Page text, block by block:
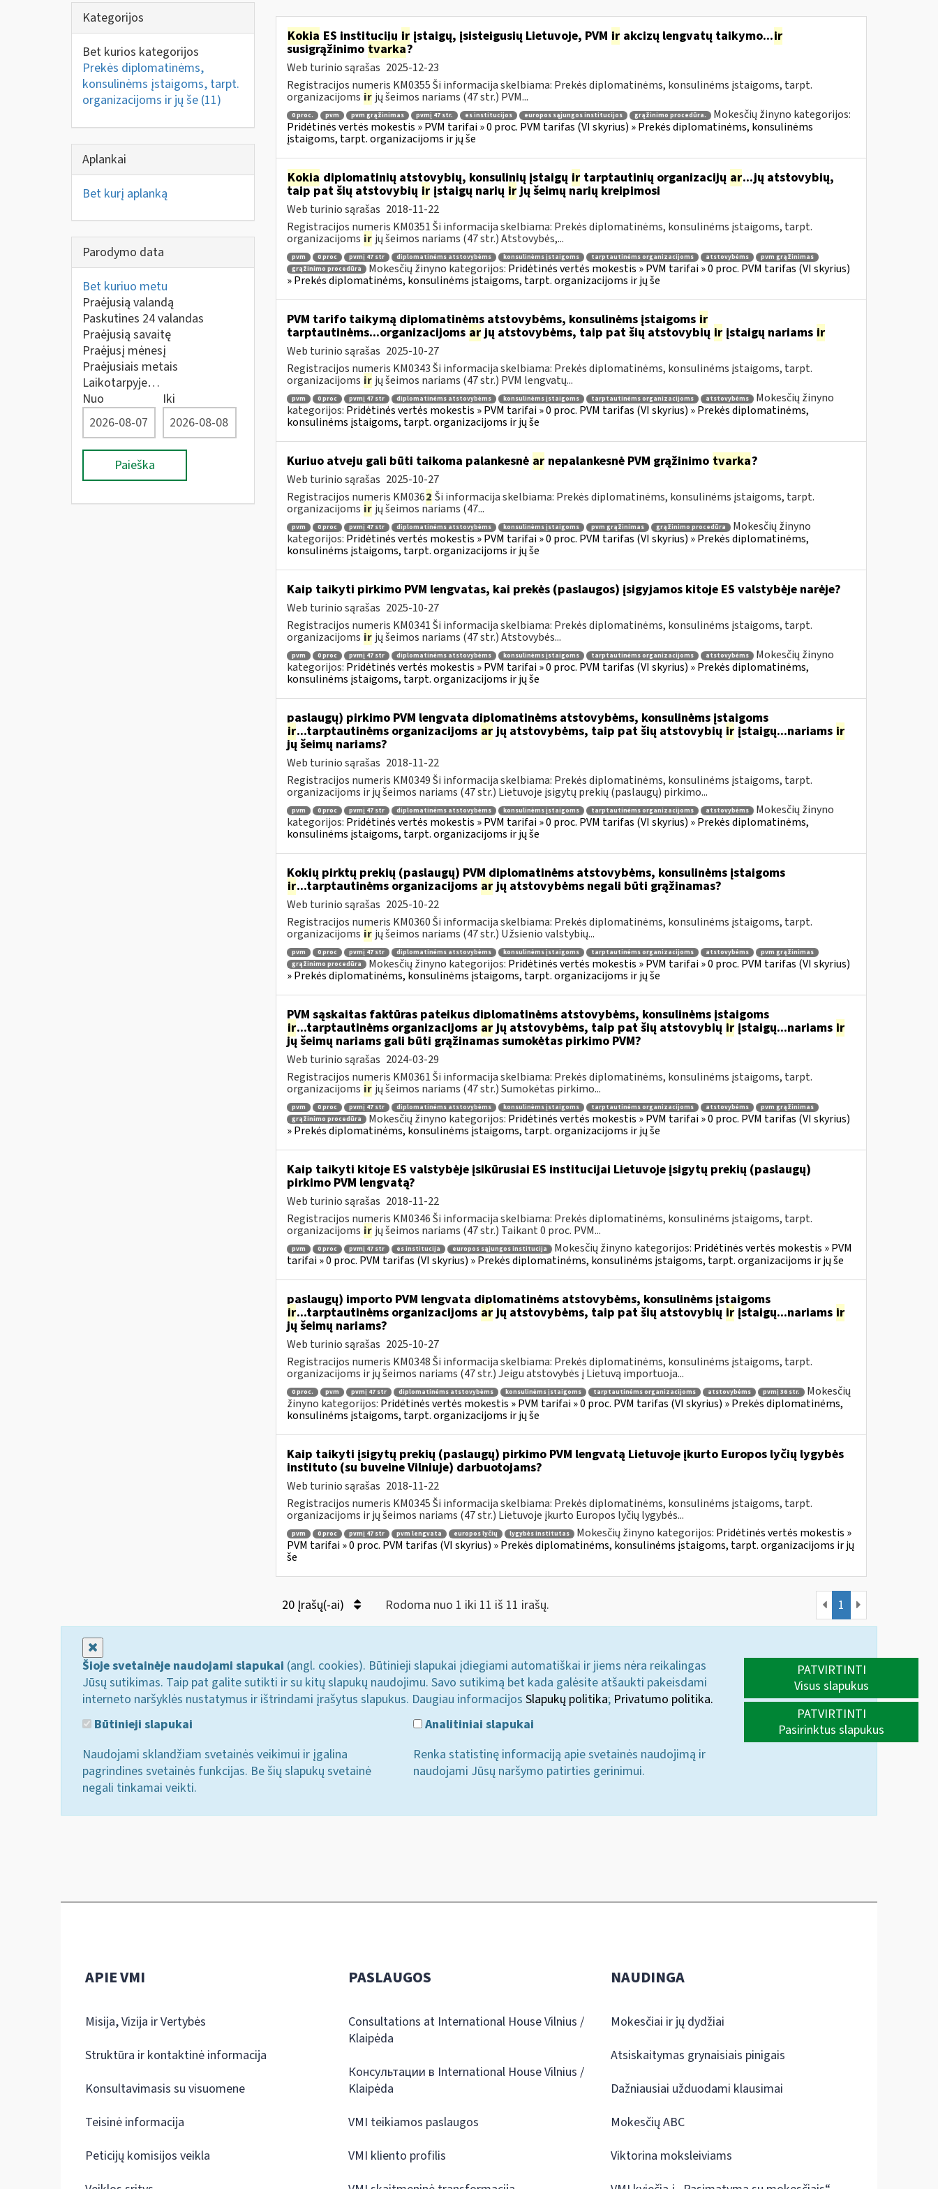
Kategorijos
Bet kurios kategorijos
Prekės diplomatinėms,
konsulinėms įstaigoms, tarpt.
organizacijoms ir jų še (11)
Aplankai
Bet kurį aplanką
Parodymo data
Bet kuriuo metu
Praėjusią valandą
Paskutines 24 valandas
Praėjusią savaitę
Praėjusį mėnesį
Praėjusiais metais
Laikotarpyje…
Nuo
Iki
Paieška
Kokia ES institucijųirįstaigų, įsisteigusių Lietuvoje, PVM irakcizų lengvatų taikymo...ir
susigrąžinimo tvarka?
Web turinio sąrašas 2025-12-23
Registracijos numeris KM0355 Ši informacija skelbiama: Prekės diplomatinėms, konsulinėms įstaigoms, tarpt.
organizacijoms ir jų šeimos nariams (47 str.) PVM...
0 proc. pvm pvm grąžinimas pvmį 47 str. es institucijos europos sąjungos institucijos grąžinimo procedūra.
Mokesčių žinyno kategorijos:
Pridėtinės vertės mokestis » PVM tarifai » 0 proc. PVM tarifas (VI skyrius) » Prekės diplomatinėms, konsulinėms
įstaigoms, tarpt. organizacijoms ir jų še
Kokia diplomatinių atstovybių, konsulinių įstaigų irtarptautinių organizacijų ar...jų atstovybių,
taip pat šių atstovybių irįstaigų narių irjų šeimų narių kreipimosi
Web turinio sąrašas 2018-11-22
Registracijos numeris KM0351 Ši informacija skelbiama: Prekės diplomatinėms, konsulinėms įstaigoms, tarpt.
organizacijoms ir jų šeimos nariams (47 str.) Atstovybės,...
pvm 0 proc pvmį 47 str diplomatinėms atstovybėms konsulinėms įstaigoms tarptautinėms organizacijoms atstovybėms
pvm grąžinimas
grąžinimo procedūra
Mokesčių žinyno kategorijos: Pridėtinės vertės mokestis » PVM tarifai » 0 proc. PVM tarifas (VI skyrius)
» Prekės diplomatinėms, konsulinėms įstaigoms, tarpt. organizacijoms ir jų še
PVM tarifo taikymą diplomatinėms atstovybėms, konsulinėms įstaigoms ir
tarptautinėms...organizacijoms arjų atstovybėms, taip pat šių atstovybių irįstaigų nariams ir
Web turinio sąrašas 2025-10-27
Registracijos numeris KM0343 Ši informacija skelbiama: Prekės diplomatinėms, konsulinėms įstaigoms, tarpt.
organizacijoms ir jų šeimos nariams (47 str.) PVM lengvatų...
pvm 0 proc pvmį 47 str diplomatinėms atstovybėms konsulinėms įstaigoms tarptautinėms organizacijoms atstovybėms
Mokesčių žinyno
kategorijos: Pridėtinės vertės mokestis » PVM tarifai » 0 proc. PVM tarifas (VI skyrius) » Prekės diplomatinėms,
konsulinėms įstaigoms, tarpt. organizacijoms ir jų še
Kuriuo atveju gali būti taikoma palankesnė arnepalankesnė PVM grąžinimo tvarka?
Web turinio sąrašas 2025-10-27
Registracijos numeris KM0362 Ši informacija skelbiama: Prekės diplomatinėms, konsulinėms įstaigoms, tarpt.
organizacijoms ir jų šeimos nariams (47...
pvm 0 proc pvmį 47 str diplomatinėms atstovybėms konsulinėms įstaigoms pvm grąžinimas grąžinimo procedūra
Mokesčių žinyno
kategorijos: Pridėtinės vertės mokestis » PVM tarifai » 0 proc. PVM tarifas (VI skyrius) » Prekės diplomatinėms,
konsulinėms įstaigoms, tarpt. organizacijoms ir jų še
Kaip taikyti pirkimo PVM lengvatas, kai prekės (paslaugos) įsigyjamos kitoje ES valstybėje narėje?
Web turinio sąrašas 2025-10-27
Registracijos numeris KM0341 Ši informacija skelbiama: Prekės diplomatinėms, konsulinėms įstaigoms, tarpt.
organizacijoms ir jų šeimos nariams (47 str.) Atstovybės...
pvm 0 proc pvmį 47 str diplomatinėms atstovybėms konsulinėms įstaigoms tarptautinėms organizacijoms atstovybėms
Mokesčių žinyno
kategorijos: Pridėtinės vertės mokestis » PVM tarifai » 0 proc. PVM tarifas (VI skyrius) » Prekės diplomatinėms,
konsulinėms įstaigoms, tarpt. organizacijoms ir jų še
paslaugų) pirkimo PVM lengvata diplomatinėms atstovybėms, konsulinėms įstaigoms
ir...tarptautinėms organizacijoms arjų atstovybėms, taip pat šių atstovybių irįstaigų...nariams ir
jų šeimų nariams?
Web turinio sąrašas 2018-11-22
Registracijos numeris KM0349 Ši informacija skelbiama: Prekės diplomatinėms, konsulinėms įstaigoms, tarpt.
organizacijoms ir jų šeimos nariams (47 str.) Lietuvoje įsigytų prekių (paslaugų) pirkimo...
pvm 0 proc pvmį 47 str diplomatinėms atstovybėms konsulinėms įstaigoms tarptautinėms organizacijoms atstovybėms
Mokesčių žinyno
kategorijos: Pridėtinės vertės mokestis » PVM tarifai » 0 proc. PVM tarifas (VI skyrius) » Prekės diplomatinėms,
konsulinėms įstaigoms, tarpt. organizacijoms ir jų še
Kokių pirktų prekių (paslaugų) PVM diplomatinėms atstovybėms, konsulinėms įstaigoms
ir...tarptautinėms organizacijoms arjų atstovybėms negali būti grąžinamas?
Web turinio sąrašas 2025-10-22
Registracijos numeris KM0360 Ši informacija skelbiama: Prekės diplomatinėms, konsulinėms įstaigoms, tarpt.
organizacijoms ir jų šeimos nariams (47 str.) Užsienio valstybių...
pvm 0 proc pvmį 47 str diplomatinėms atstovybėms konsulinėms įstaigoms tarptautinėms organizacijoms atstovybėms
pvm grąžinimas
grąžinimo procedūra
Mokesčių žinyno kategorijos: Pridėtinės vertės mokestis » PVM tarifai » 0 proc. PVM tarifas (VI skyrius)
» Prekės diplomatinėms, konsulinėms įstaigoms, tarpt. organizacijoms ir jų še
PVM sąskaitas faktūras pateikus diplomatinėms atstovybėms, konsulinėms įstaigoms
ir...tarptautinėms organizacijoms arjų atstovybėms, taip pat šių atstovybių irįstaigų...nariams ir
jų šeimų nariams gali būti grąžinamas sumokėtas pirkimo PVM?
Web turinio sąrašas 2024-03-29
Registracijos numeris KM0361 Ši informacija skelbiama: Prekės diplomatinėms, konsulinėms įstaigoms, tarpt.
organizacijoms ir jų šeimos nariams (47 str.) Sumokėtas pirkimo...
pvm 0 proc pvmį 47 str diplomatinėms atstovybėms konsulinėms įstaigoms tarptautinėms organizacijoms atstovybėms
pvm grąžinimas
grąžinimo procedūra
Mokesčių žinyno kategorijos: Pridėtinės vertės mokestis » PVM tarifai » 0 proc. PVM tarifas (VI skyrius)
» Prekės diplomatinėms, konsulinėms įstaigoms, tarpt. organizacijoms ir jų še
Kaip taikyti kitoje ES valstybėje įsikūrusiai ES institucijai Lietuvoje įsigytų prekių (paslaugų)
pirkimo PVM lengvatą?
Web turinio sąrašas 2018-11-22
Registracijos numeris KM0346 Ši informacija skelbiama: Prekės diplomatinėms, konsulinėms įstaigoms, tarpt.
organizacijoms ir jų šeimos nariams (47 str.) Taikant 0 proc. PVM...
pvm 0 proc pvmį 47 str es institucija europos sąjungos institucija Mokesčių žinyno kategorijos: Pridėtinės vertės mokestis » PVM
tarifai » 0 proc. PVM tarifas (VI skyrius) » Prekės diplomatinėms, konsulinėms įstaigoms, tarpt. organizacijoms ir jų še
paslaugų) importo PVM lengvata diplomatinėms atstovybėms, konsulinėms įstaigoms
ir...tarptautinėms organizacijoms arjų atstovybėms, taip pat šių atstovybių irįstaigų...nariams ir
jų šeimų nariams?
Web turinio sąrašas 2025-10-27
Registracijos numeris KM0348 Ši informacija skelbiama: Prekės diplomatinėms, konsulinėms įstaigoms, tarpt.
organizacijoms ir jų šeimos nariams (47 str.) Jeigu atstovybės į Lietuvą importuoja...
0 proc. pvm pvmį 47 str diplomatinėms atstovybėms konsulinėms įstaigoms tarptautinėms organizacijoms atstovybėms pvmį 36 str.
Mokesčių
žinyno kategorijos: Pridėtinės vertės mokestis » PVM tarifai » 0 proc. PVM tarifas (VI skyrius) » Prekės diplomatinėms,
konsulinėms įstaigoms, tarpt. organizacijoms ir jų še
Kaip taikyti įsigytų prekių (paslaugų) pirkimo PVM lengvatą Lietuvoje įkurto Europos lyčių lygybės
instituto (su buveine Vilniuje) darbuotojams?
Web turinio sąrašas 2018-11-22
Registracijos numeris KM0345 Ši informacija skelbiama: Prekės diplomatinėms, konsulinėms įstaigoms, tarpt.
organizacijoms ir jų šeimos nariams (47 str.) Lietuvoje įkurto Europos lyčių lygybės...
pvm 0 proc pvmį 47 str pvm lengvata europos lyčių lygybės institutas Mokesčių žinyno kategorijos: Pridėtinės vertės mokestis »
PVM tarifai » 0 proc. PVM tarifas (VI skyrius) » Prekės diplomatinėms, konsulinėms įstaigoms, tarpt. organizacijoms ir jų
še
20 Įrašų(-ai) Rodoma nuo 1 iki 11 iš 11 irašų. 1
Šioje svetainėje naudojami slapukai (angl. cookies). Būtinieji slapukai įdiegiami automatiškai ir jiems nėra reikalingas
Jūsų sutikimas. Taip pat galite sutikti ir su kitų slapukų naudojimu. Savo sutikimą bet kada galėsite atšaukti pakeisdami
interneto naršyklės nustatymus ir ištrindami įrašytus slapukus. Daugiau informacijos Slapukų politika; Privatumo politika.
Būtinieji slapukai
Naudojami sklandžiam svetainės veikimui ir įgalina
pagrindines svetainės funkcijas. Be šių slapukų svetainė
negali tinkamai veikti.
Analitiniai slapukai
Renka statistinę informaciją apie svetainės naudojimą ir
naudojami Jūsų naršymo patirties gerinimui.
PATVIRTINTI
Visus slapukus
PATVIRTINTI
Pasirinktus slapukus
APIE VMI
Misija, Vizija ir Vertybės
Struktūra ir kontaktinė informacija
Konsultavimasis su visuomene
Teisinė informacija
Peticijų komisijos veikla
PASLAUGOS
Consultations at International House Vilnius /
Klaipėda
Консультации в International House Vilnius /
Klaipėda
VMI teikiamos paslaugos
VMI kliento profilis
NAUDINGA
Mokesčiai ir jų dydžiai
Atsiskaitymas grynaisiais pinigais
Dažniausiai užduodami klausimai
Mokesčių ABC
Viktorina moksleiviams